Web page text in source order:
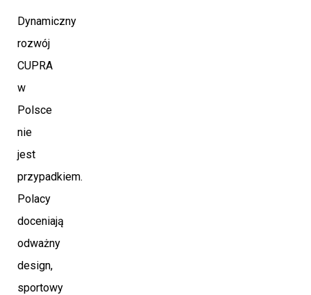
Dynamiczny
rozwój
CUPRA
w
Polsce
nie
jest
przypadkiem.
Polacy
doceniają
odważny
design,
sportowy